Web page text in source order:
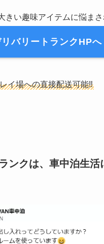
きい趣味アイテムに悩ま
バリートランクHPへ
イ場への直接配送可能‼
ンクは、車中泊生活